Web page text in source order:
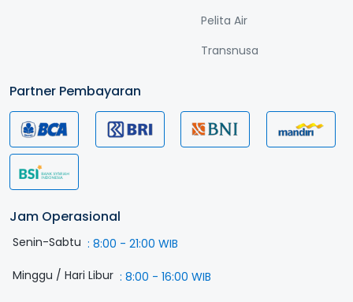
Pelita Air
Transnusa
Partner Pembayaran
Jam Operasional
Senin-Sabtu : 8:00 - 21:00 WIB
Minggu / Hari Libur : 8:00 - 16:00 WIB